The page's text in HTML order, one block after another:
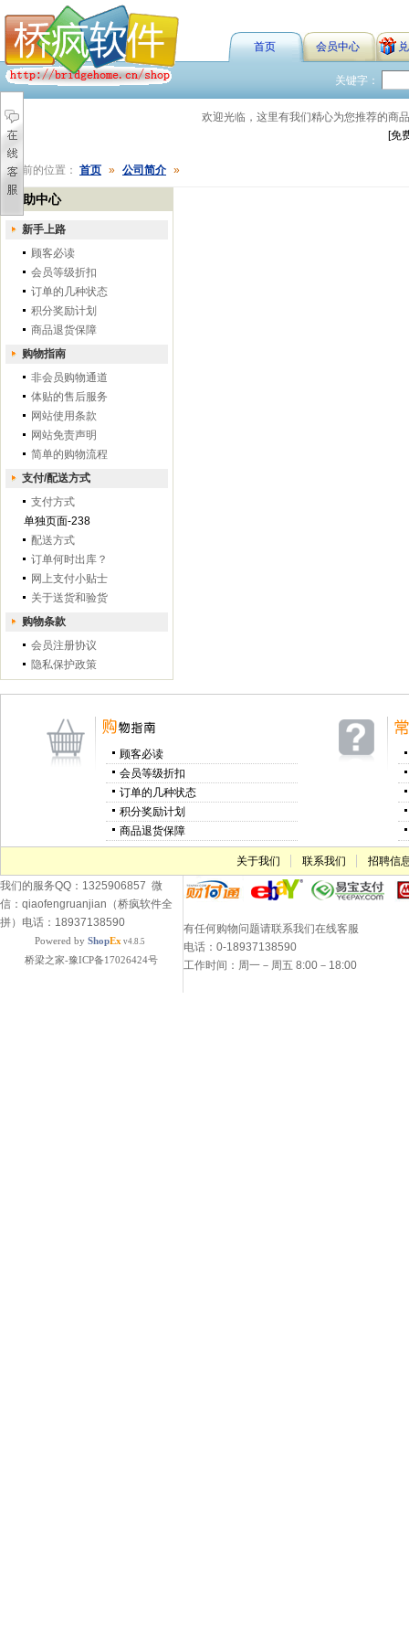
首页 会员中心
关键字：
欢迎光临，这里有我们精心为您推荐的
[免
您当前的位置： 首页 » 公司简介 »
帮助中心
新手上路
顾客必读
会员等级折扣
订单的几种状态
积分奖励计划
商品退货保障
购物指南
非会员购物通道
体贴的售后服务
网站使用条款
网站免责声明
简单的购物流程
支付/配送方式
支付方式
单独页面-238
配送方式
订单何时出库？
网上支付小贴士
关于送货和验货
购物条款
会员注册协议
隐私保护政策
顾客必读
会员等级折扣
订单的几种状态
积分奖励计划
商品退货保障
关于我们 联系我们
招聘信
我们的服务QQ：1325906857 微
信：qiaofengruanjian（桥疯软件全
拼）电话：18937138590
Powered by ShopEx v4.8.5
桥梁之家-豫ICP备17026424号
有任何购物问题请联系我们在线客服
电话：0-18937138590
工作时间：周一－周五 8:00－18:00